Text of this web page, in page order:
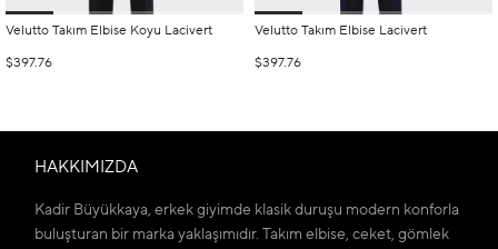
Velutto Takım Elbise Koyu Lacivert
$397.76
Velutto Takım Elbise Lacivert
$397.76
HAKKIMIZDA
Kadir Büyükkaya, erkek giyimde klasik duruşu modern konforla
buluşturan bir marka yaklaşımıdır. Takım elbise, ceket, gömlek